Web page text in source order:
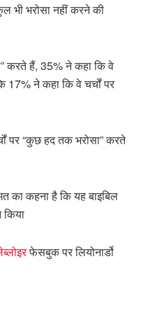
भी भरोसा नहीं करने की
करते हैं, 35% ने कहा कि वे
ने कहा कि वे चर्चों पर
पर “कुछ हद तक भरोसा” करते
का कहना है कि यह बाइबिल
फेसबुक पर लियोनार्डो